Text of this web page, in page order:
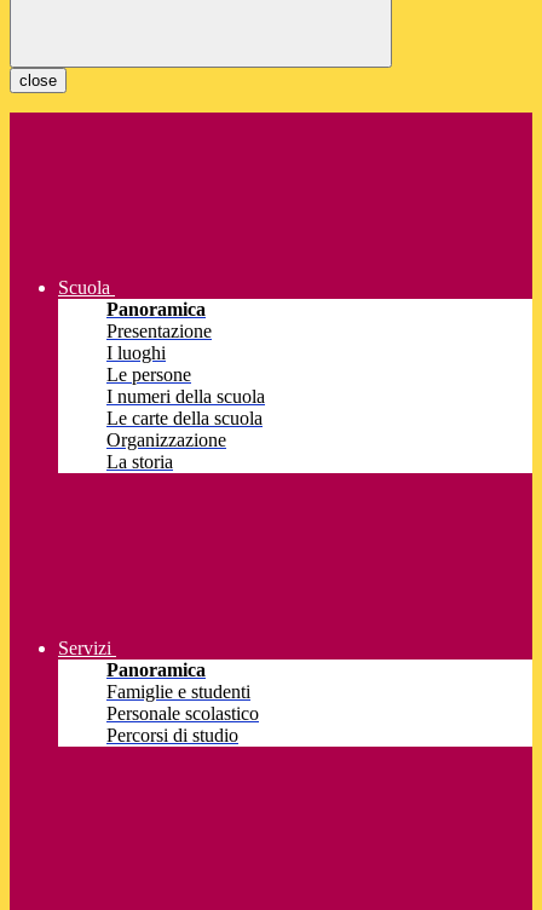
close
Scuola
Panoramica
Presentazione
I luoghi
Le persone
I numeri della scuola
Le carte della scuola
Organizzazione
La storia
Servizi
Panoramica
Famiglie e studenti
Personale scolastico
Percorsi di studio